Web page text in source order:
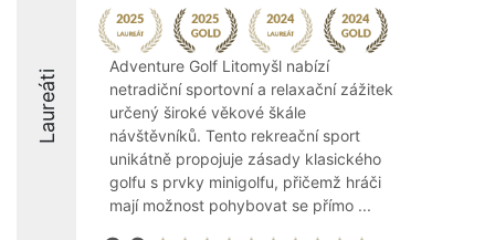
Laureáti
Adventure Golf Litomyšl nabízí
netradiční sportovní a relaxační zážitek
určený široké věkové škále
návštěvníků. Tento rekreační sport
unikátně propojuje zásady klasického
golfu s prvky minigolfu, přičemž hráči
mají možnost pohybovat se přímo ...